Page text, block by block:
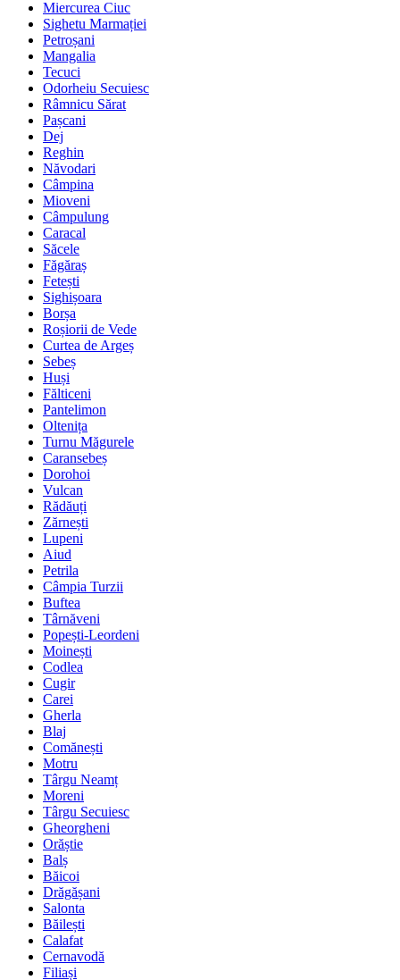
Miercurea Ciuc
Sighetu Marmației
Petroșani
Mangalia
Tecuci
Odorheiu Secuiesc
Râmnicu Sărat
Pașcani
Dej
Reghin
Năvodari
Câmpina
Mioveni
Câmpulung
Caracal
Săcele
Făgăraș
Fetești
Sighișoara
Borșa
Roșiorii de Vede
Curtea de Argeș
Sebeș
Huși
Fălticeni
Pantelimon
Oltenița
Turnu Măgurele
Caransebeș
Dorohoi
Vulcan
Rădăuți
Zărnești
Lupeni
Aiud
Petrila
Câmpia Turzii
Buftea
Târnăveni
Popești-Leordeni
Moinești
Codlea
Cugir
Carei
Gherla
Blaj
Comănești
Motru
Târgu Neamț
Moreni
Târgu Secuiesc
Gheorgheni
Orăștie
Balș
Băicoi
Drăgășani
Salonta
Băilești
Calafat
Cernavodă
Filiași